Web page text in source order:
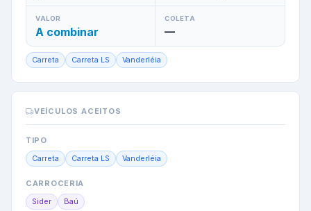
VALOR
A combinar
COLETA
—
Carreta Carreta LS Vanderléia
VEÍCULOS ACEITOS
TIPO
Carreta Carreta LS Vanderléia
CARROCERIA
Sider Baú